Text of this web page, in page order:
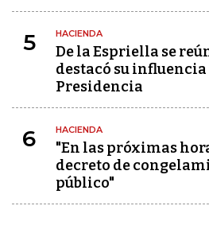
5 HACIENDA
De la Espriella se
destacó su influencia
Presidencia
6 HACIENDA
"En las próximas
decreto de
público"